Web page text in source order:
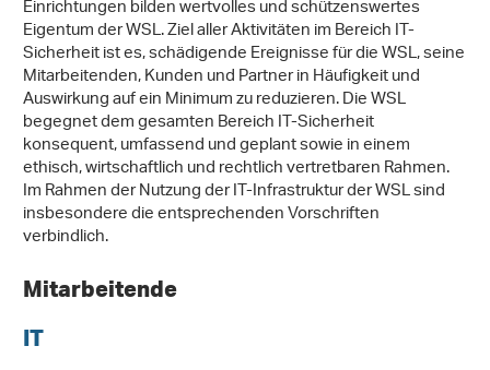
Einrichtungen bilden wertvolles und schützenswertes
Eigentum der WSL. Ziel aller Aktivitäten im Bereich IT-
Sicherheit ist es, schädigende Ereignisse für die WSL, seine
Mitarbeitenden, Kunden und Partner in Häufigkeit und
Auswirkung auf ein Minimum zu reduzieren. Die WSL
begegnet dem gesamten Bereich IT-Sicherheit
konsequent, umfassend und geplant sowie in einem
ethisch, wirtschaftlich und rechtlich vertretbaren Rahmen.
Im Rahmen der Nutzung der IT-Infrastruktur der WSL sind
insbesondere die entsprechenden Vorschriften
verbindlich.
Mitarbeitende
IT